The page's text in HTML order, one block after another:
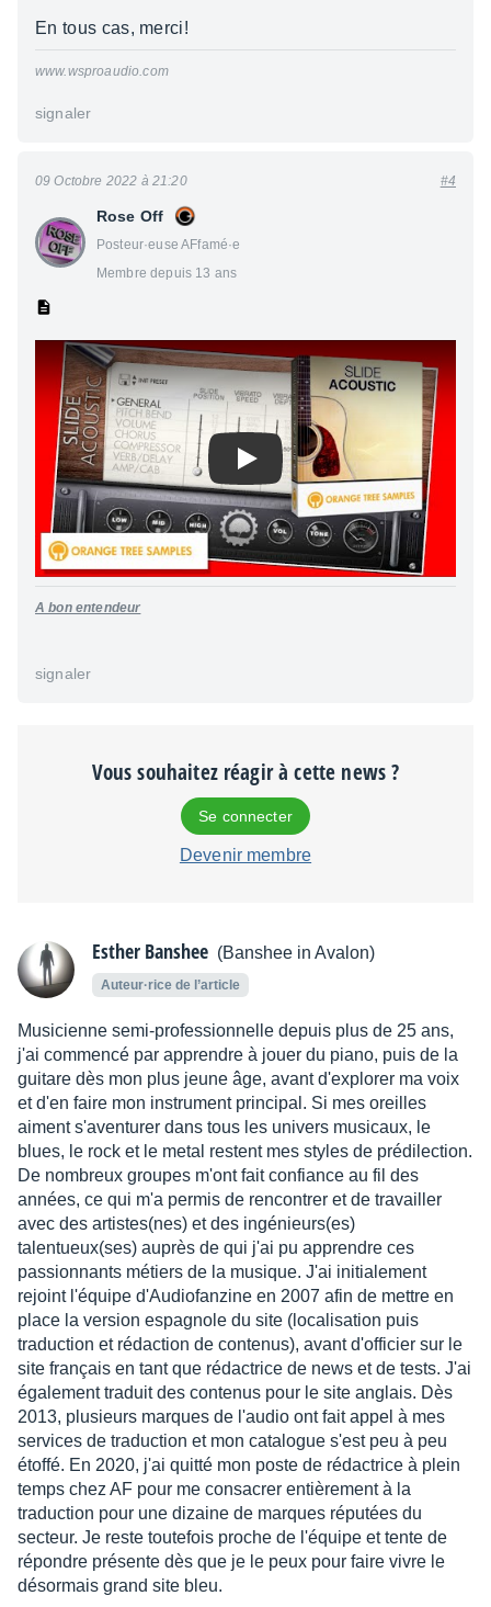
En tous cas, merci!
www.wsproaudio.com
signaler
Rose Off
Posteur·euse AFfamé·e
Membre depuis 13 ans
09 Octobre 2022 à 21:20 #4
Play
A bon entendeur
signaler
Vous souhaitez réagir à cette news ?
Se connecter
Devenir membre
Esther Banshee (Banshee in Avalon)
Auteur·rice de l’article
Musicienne semi-professionnelle depuis plus de 25 ans,
j'ai commencé par apprendre à jouer du piano, puis de la
guitare dès mon plus jeune âge, avant d'explorer ma voix
et d'en faire mon instrument principal. Si mes oreilles
aiment s'aventurer dans tous les univers musicaux, le
blues, le rock et le metal restent mes styles de prédilection.
De nombreux groupes m'ont fait confiance au fil des
années, ce qui m'a permis de rencontrer et de travailler
avec des artistes(nes) et des ingénieurs(es)
talentueux(ses) auprès de qui j'ai pu apprendre ces
passionnants métiers de la musique. J'ai initialement
rejoint l'équipe d'Audiofanzine en 2007 afin de mettre en
place la version espagnole du site (localisation puis
traduction et rédaction de contenus), avant d'officier sur le
site français en tant que rédactrice de news et de tests. J'ai
également traduit des contenus pour le site anglais. Dès
2013, plusieurs marques de l'audio ont fait appel à mes
services de traduction et mon catalogue s'est peu à peu
étoffé. En 2020, j'ai quitté mon poste de rédactrice à plein
temps chez AF pour me consacrer entièrement à la
traduction pour une dizaine de marques réputées du
secteur. Je reste toutefois proche de l'équipe et tente de
répondre présente dès que je le peux pour faire vivre le
désormais grand site bleu.